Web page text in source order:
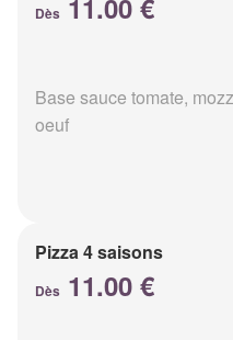
Dès 11.00 €
Base sauce tomate,
oeuf
Pizza 4 saisons
Dès 11.00 €